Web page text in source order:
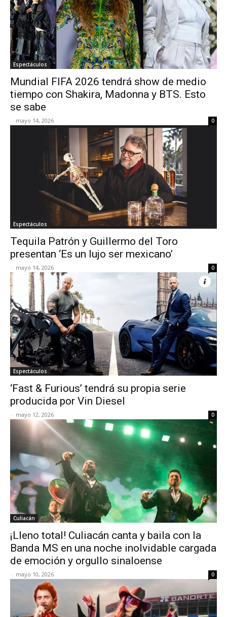
Espectáculos
Mundial FIFA 2026 tendrá show de medio
tiempo con Shakira, Madonna y BTS. Esto
se sabe
- mayo 14, 2026 0
Espectáculos
Tequila Patrón y Guillermo del Toro
presentan ‘Es un lujo ser mexicano’
- mayo 14, 2026 0
Espectáculos
‘Fast & Furious’ tendrá su propia serie
producida por Vin Diesel
- mayo 12, 2026 0
Culiacán
¡Lleno total! Culiacán canta y baila con la
Banda MS en una noche inolvidable cargada
de emoción y orgullo sinaloense
- mayo 10, 2026 0